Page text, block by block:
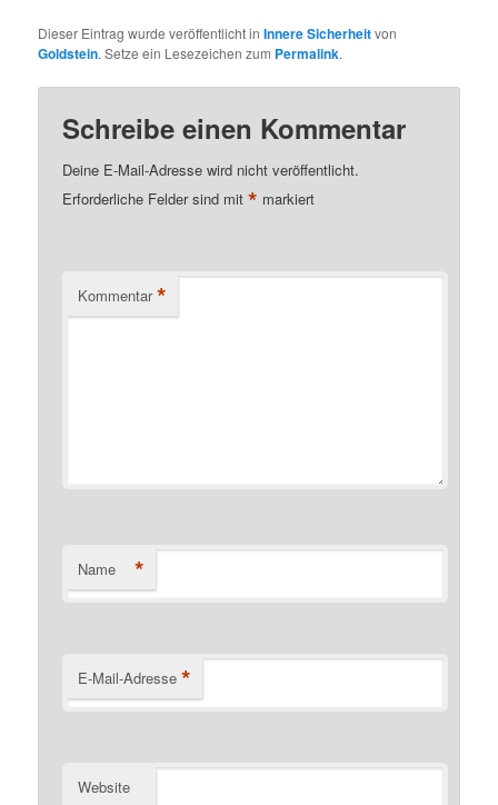
Dieser Eintrag wurde veröffentlicht inInnere Sicherheitvon
Goldstein. Setze ein Lesezeichen zum Permalink.
Schreibe einen Kommentar
Deine E-Mail-Adresse wird nicht veröffentlicht.
Erforderliche Felder sind mit* markiert
Kommentar *
Name *
E-Mail-Adresse *
Website